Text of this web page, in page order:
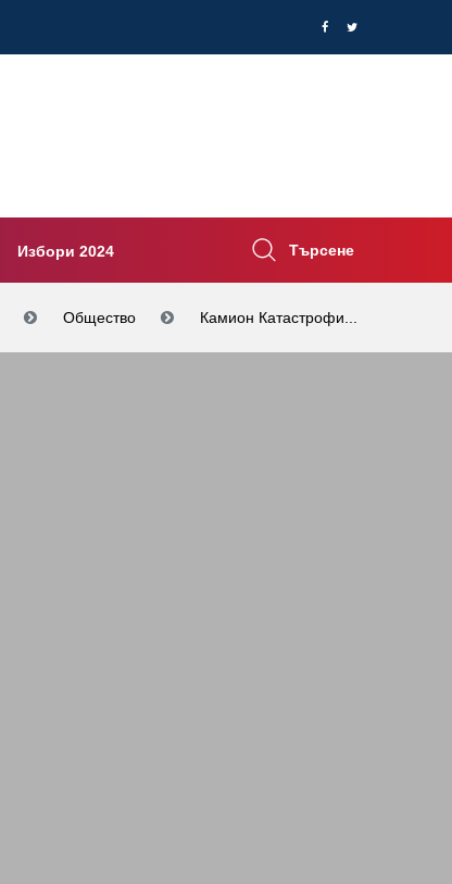
Избори 2024 Търсене
Общество Камион Катастрофи...